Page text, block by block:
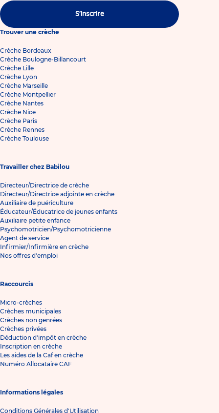
S'inscrire
Trouver une crèche
Crèche Bordeaux
Crèche Boulogne-Billancourt
Crèche Lille
Crèche Lyon
Crèche Marseille
Crèche Montpellier
Crèche Nantes
Crèche Nice
Crèche Paris
Crèche Rennes
Crèche Toulouse
Travailler chez Babilou
Directeur/Directrice de crèche
Directeur/Directrice adjointe en crèche
Auxiliaire de puériculture
Éducateur/Éducatrice de jeunes enfants
Auxiliaire petite enfance
Psychomotricien/Psychomotricienne
Agent de service
Infirmier/Infirmière en crèche
Nos offres d'emploi
Raccourcis
Micro-crèches
Crèches municipales
Crèches non genrées
Crèches privées
Déduction d'impôt en crèche
Inscription en crèche
Les aides de la Caf en crèche
Numéro Allocataire CAF
Informations légales
Conditions Générales d'Utilisation